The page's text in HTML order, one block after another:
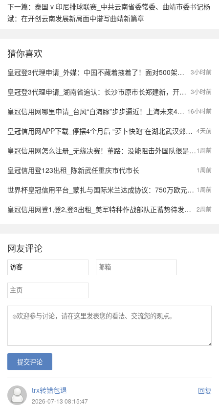
下一篇： 泰国 v 印尼排球联赛_中共云南省委常委、曲靖市委书记杨
斌：在开创云南发展新局面中谱写曲靖新篇章
猜你喜欢
3小时前
皇冠登3代理申请_外媒：中国不藏着掖着了！面对500架歼20，望美飞行员各个是王牌
3小时前
皇冠登3代理申请_湖南省追认：长沙市原市长郑建新，开除党籍；曾因重大事故失职失责被免去市长职务；曾任湖南省财政厅厅长等
16小时前
皇冠信用网哪里申请_台风“白海豚”步步逼近！上海未来4天风长雨强，或有龙卷风出现
4天前
皇冠信用网APP下载_停摆4个月后 “萝卜快跑”在湖北武汉郊区重新接单，多名本地用户发帖称重新叫到车
1周前
皇冠信用网怎么注册_无缘决赛！董路：没能阻击外国队很是自责，孩子们尽力了责任在我
1周前
皇冠信用登123出租_陈新武任重庆市代市长
1周前
世界杯皇冠信用平台_蒙扎与国际米兰达成协议：750万欧元签下阿金桑米罗，10%二转分成成亮点
2周前
皇冠信用网登1,登2,登3出租_美军特种作战部队正蓄势待发，派数千美军入境伊朗，强行夺取9吨铀浓缩？
网友评论
提交评论
trx转错包退 回复
2026-07-13 08:15:47